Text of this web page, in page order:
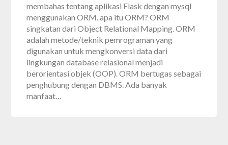
membahas tentang aplikasi Flask dengan mysql
menggunakan ORM. apa itu ORM? ORM
singkatan dari Object Relational Mapping. ORM
adalah metode/teknik pemrograman yang
digunakan untuk mengkonversi data dari
lingkungan database relasional menjadi
berorientasi objek (OOP). ORM bertugas sebagai
penghubung dengan DBMS. Ada banyak
manfaat…